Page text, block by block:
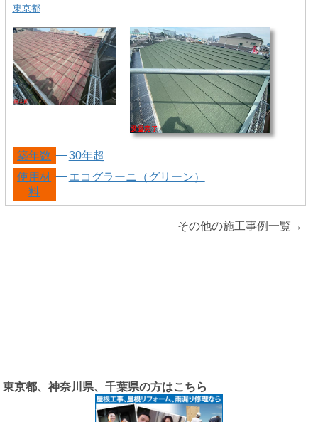
東京都
築年数
30年超
使用材
料
エコグラーニ（グリーン）
その他の施工事例一覧→
東京都、神奈川県、千葉県の方はこちら